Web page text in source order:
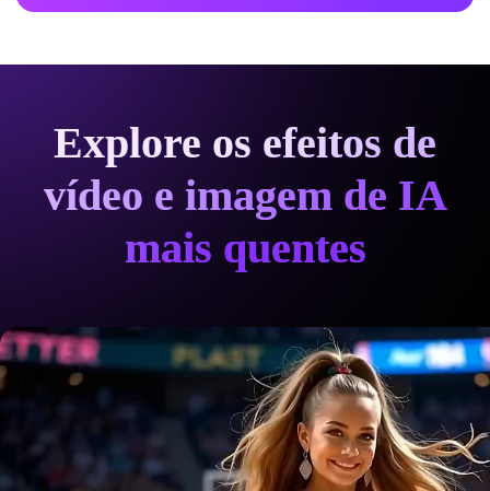
Explore os efeitos de
vídeo e imagem de IA
mais quentes